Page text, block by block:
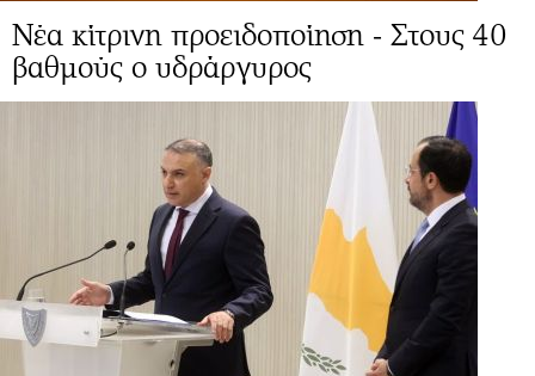
Νέα κίτρινη προειδοποίηση - Στους 40
βαθμούς ο υδράργυρος